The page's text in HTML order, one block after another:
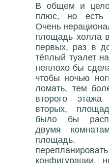
В общем и
плюс, но есть
Очень
площадь холла
первых, раз в
тёплый туалет
неплохо бы
чтобы ночью
ломать, тем
второго этажа
вторых,
было бы
двумя
площадь.
конфигурации,